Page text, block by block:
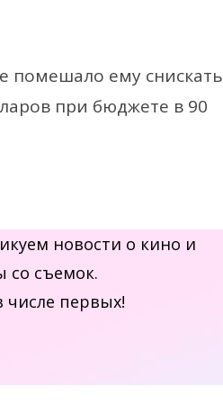
помешало ему снискать
при бюджете в 90
новости о кино и
со съемок.
первых!